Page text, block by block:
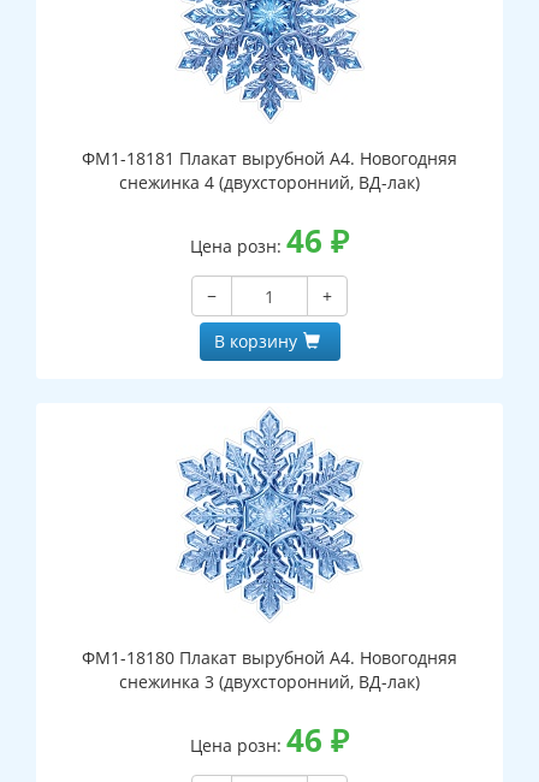
ФМ1-18181 Плакат вырубной А4. Новогодняя
снежинка 4 (двухсторонний, ВД-лак)
Цена розн: 46 ₽
−
+
В корзину
ФМ1-18180 Плакат вырубной А4. Новогодняя
снежинка 3 (двухсторонний, ВД-лак)
Цена розн: 46 ₽